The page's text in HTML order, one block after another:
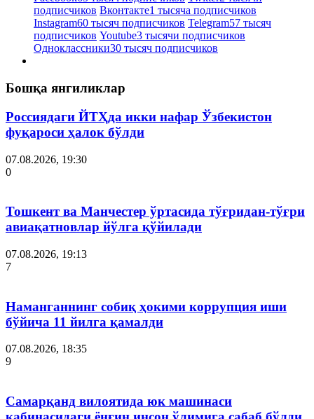
подписчиков Вконтакте1 тысяча подписчиков
Instagram60 тысяч подписчиков Telegram57 тысяч
подписчиков Youtube3 тысячи подписчиков
Одноклассники30 тысяч подписчиков
Бошқа янгиликлар
Россиядаги ЙТҲда икки нафар Ўзбекистон
фуқароси ҳалок бўлди
07.08.2026, 19:30
0
Тошкент ва Манчестер ўртасида тўғридан-тўғри
авиақатновлар йўлга қўйилади
07.08.2026, 19:13
7
Наманганнинг собиқ ҳокими коррупция иши
бўйича 11 йилга қамалди
07.08.2026, 18:35
9
Самарқанд вилоятида юк машинаси